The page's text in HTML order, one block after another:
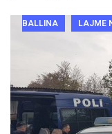
BALLINA LAJME